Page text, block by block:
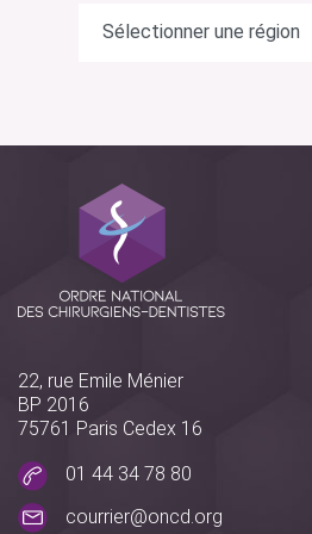
22, rue Emile Ménier
BP 2016
75761 Paris Cedex 16
01 44 34 78 80
courrier@oncd.org